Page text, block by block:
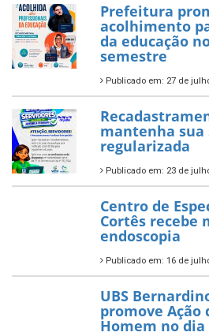
Prefeitura
acolhimento
da educação
semestre
Publicado em: 27 de
mantenha sua
regularizada
Publicado em: 23 de
Centro de
Cortês recebe
endoscopia
Publicado em: 16 de
UBS
promove Ação
Homem no dia